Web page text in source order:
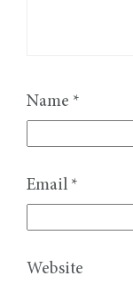
Name *
Email *
Website